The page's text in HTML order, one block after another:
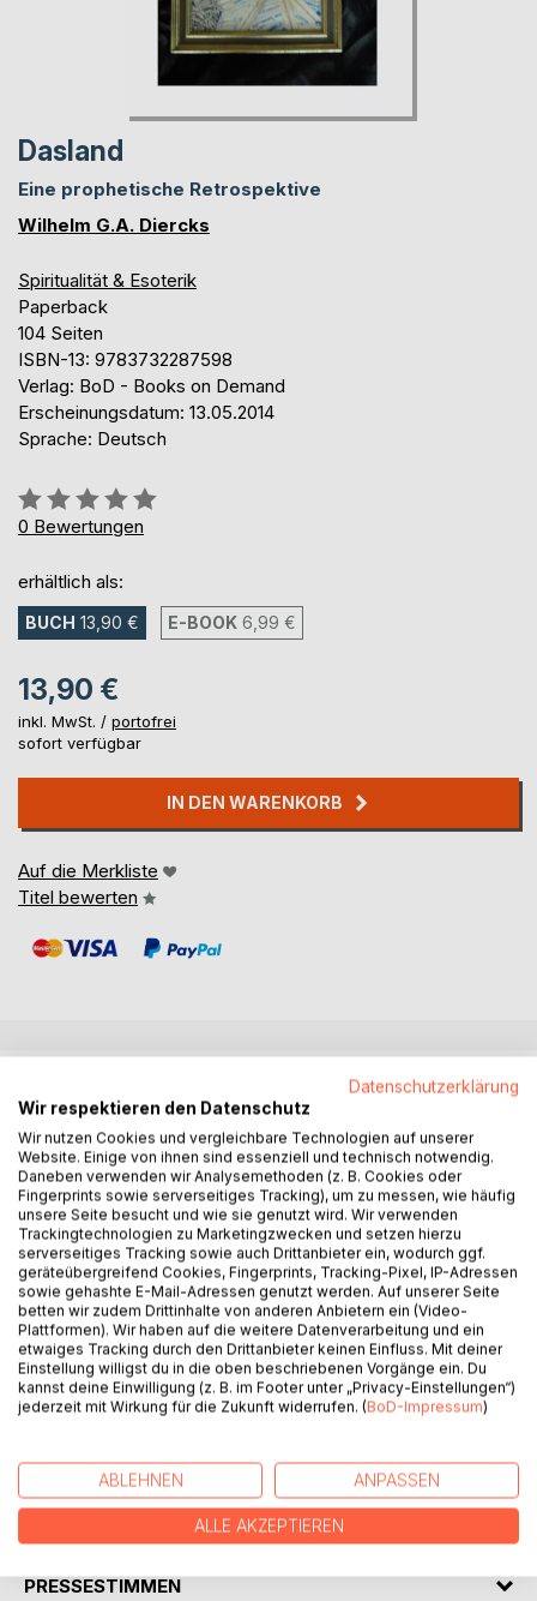
Dasland
Eine prophetische Retrospektive
Wilhelm G.A. Diercks
Spiritualität & Esoterik
Paperback
104 Seiten
ISBN-13: 9783732287598
Verlag: BoD - Books on Demand
Erscheinungsdatum: 13.05.2014
Sprache: Deutsch
Bewertung::
0%
0 Bewertungen
erhältlich als:
BUCH 13,90 € E-BOOK 6,99 €
13,90 €
inkl. MwSt. / portofrei
sofort verfügbar
IN DEN WARENKORB
Auf die Merkliste
Titel bewerten
DASLAND = DAS LAND
Die zwei ausdrücklich hervorgehobenen Worte DAS LAND
würden bereits genügen das Besondere, das
Außergewöhnliche von DASLAND auszudrücken.
Bitte lernen sie DASLAND kennen. Sie werden sich sofort
in diesem Land Zuhause fühlen. Ein Zuhause, daß Ihren
Sehnsüchten, Ihren Wünschen und Ihren Träumen
entspricht.
DASLAND eine Utopie? Nein, keine Utopie! DASLAND ist
möglich - wir Menschen des 21. Jahrhunderts müßten es
nur wollen.
PRESSESTIMMEN
Datenschutzerklärung
Wir respektieren den Datenschutz
Wir nutzen Cookies und vergleichbare Technologien auf unserer
Website. Einige von ihnen sind essenziell und technisch notwendig.
Daneben verwenden wir Analysemethoden (z. B. Cookies oder
Fingerprints sowie serverseitiges Tracking), um zu messen, wie häufig
unsere Seite besucht und wie sie genutzt wird. Wir verwenden
Trackingtechnologien zu Marketingzwecken und setzen hierzu
serverseitiges Tracking sowie auch Drittanbieter ein, wodurch ggf.
geräteübergreifend Cookies, Fingerprints, Tracking-Pixel, IP-Adressen
sowie gehashte E-Mail-Adressen genutzt werden. Auf unserer Seite
betten wir zudem Drittinhalte von anderen Anbietern ein (Video-
Plattformen). Wir haben auf die weitere Datenverarbeitung und ein
etwaiges Tracking durch den Drittanbieter keinen Einfluss. Mit deiner
Einstellung willigst du in die oben beschriebenen Vorgänge ein. Du
kannst deine Einwilligung (z. B. im Footer unter „Privacy-Einstellungen“)
jederzeit mit Wirkung für die Zukunft widerrufen. (BoD-Impressum)
ABLEHNEN ANPASSEN
ALLE AKZEPTIEREN